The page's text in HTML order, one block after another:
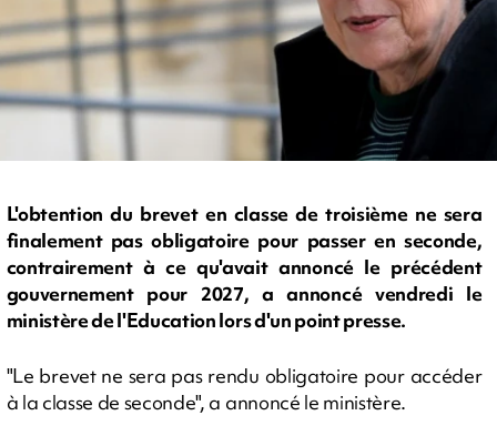
L'obtention du brevet en classe de troisième ne sera
finalement pas obligatoire pour passer en seconde,
contrairement à ce qu'avait annoncé le précédent
gouvernement pour 2027, a annoncé vendredi le
ministère de l'Education lors d'un point presse.
"Le brevet ne sera pas rendu obligatoire pour accéder
à la classe de seconde", a annoncé le ministère.